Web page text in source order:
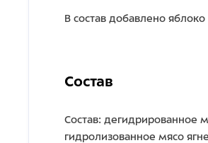
В состав добавлено
Состав
Состав: дегидрированное
гидролизованное мясо